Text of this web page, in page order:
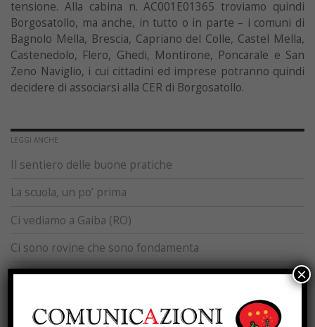
tensione. Alla cabina n. AC001E01365 troviamo quindi
Borgosatollo, ma anche, in tutto o in parte – i comuni di
Bagnolo Mella, Brescia, Capriano del Colle, Castel Mella,
Castenedolo, Flero, Ghedi, Montirone, Poncarale e San
Zeno Naviglio, i cui cittadini ed imprese potranno quindi
decidere di associarsi alla CER di Borgosatollo.
LEGGI ANCHE
Il sentiero delle buone pratiche
La scuola, un po’ prima
Ci vediamo a Gaiba (RO)
Ci sono rovine che sono fondamenta
Buone esperienze di sostenibilità nei territori
×